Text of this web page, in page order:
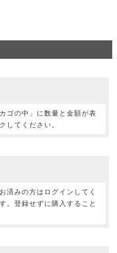
ゴの中」に数量と金額が表
してください。
済みの方はログインしてく
。登録せずに購入すること